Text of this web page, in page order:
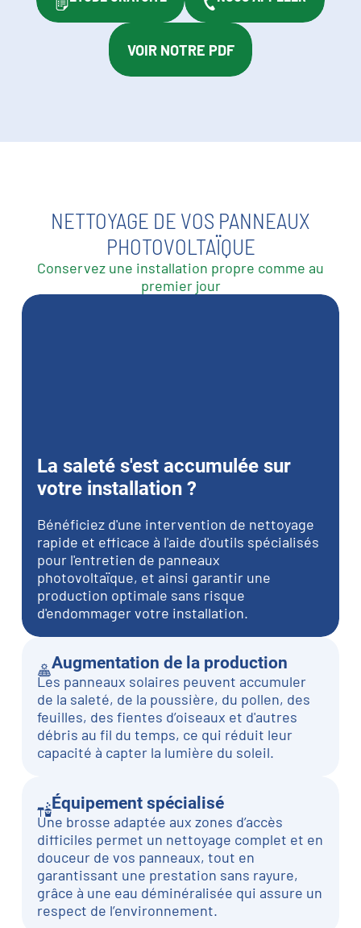
VOIR NOTRE PDF
NETTOYAGE DE VOS PANNEAUX
PHOTOVOLTAÏQUE
Conservez une installation propre comme au
premier jour
La saleté s'est accumulée sur
votre installation ?
Bénéficiez d'une intervention de nettoyage
rapide et efficace à l'aide d'outils spécialisés
pour l'entretien de panneaux
photovoltaïque, et ainsi garantir une
production optimale sans risque
d'endommager votre installation.
Augmentation de la production
Les panneaux solaires peuvent accumuler
de la saleté, de la poussière, du pollen, des
feuilles, des fientes d’oiseaux et d'autres
débris au fil du temps, ce qui réduit leur
capacité à capter la lumière du soleil.
Équipement spécialisé
Une brosse adaptée aux zones d’accès
difficiles permet un nettoyage complet et en
douceur de vos panneaux, tout en
garantissant une prestation sans rayure,
grâce à une eau déminéralisée qui assure un
respect de l’environnement.